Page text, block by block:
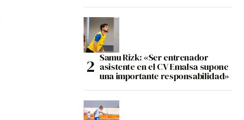
Samu Rizk: «Ser entrenador
asistente en el CV Emalsa supone
una importante responsabilidad»